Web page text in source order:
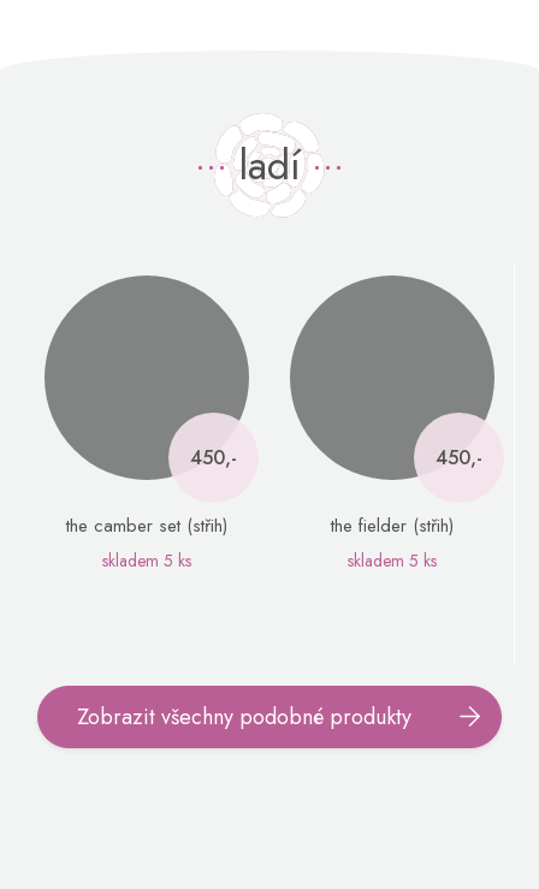
ladí
450,-
the camber set (střih)
skladem 5 ks
450,-
the fielder (střih)
skladem 5 ks
Zobrazit všechny podobné produkty